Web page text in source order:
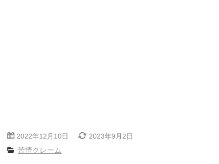
2022年12月10日 2023年9月2日
苦情クレーム